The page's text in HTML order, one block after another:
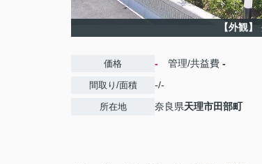
【外観】
価格 - 管理/共益費 -
間取り/面積 -/-
所在地 奈良県天理市田部町